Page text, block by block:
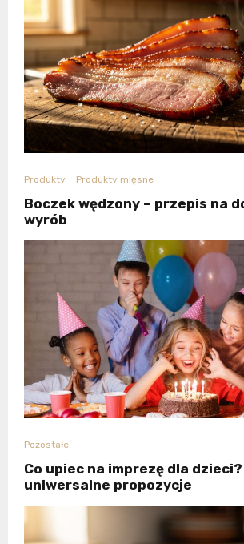
Produkty Produkty mięsne
Boczek wędzony – przepis na
wyrób
Pozostałe
Co upiec na imprezę dla
uniwersalne propozycje